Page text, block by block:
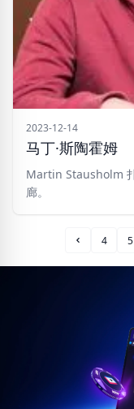
2023-12-14
马丁·斯陶霍姆
Martin Stausholm
廊。
Prev Page
4 5